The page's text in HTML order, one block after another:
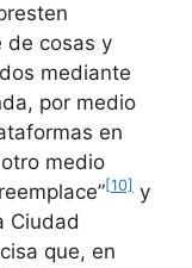
de cosas y
mediante
por medio
en
medio
[10] y
Ciudad
que, en